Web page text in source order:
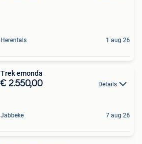
Herentals 1 aug 26
Trek emonda
€ 2.550,00 Details
Jabbeke 7 aug 26